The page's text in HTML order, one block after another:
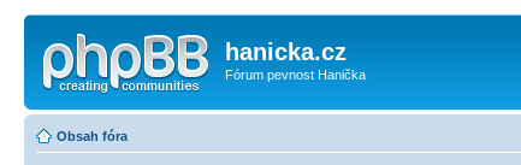
hanicka.cz
Fórum pevnost Hanička
Obsah fóra